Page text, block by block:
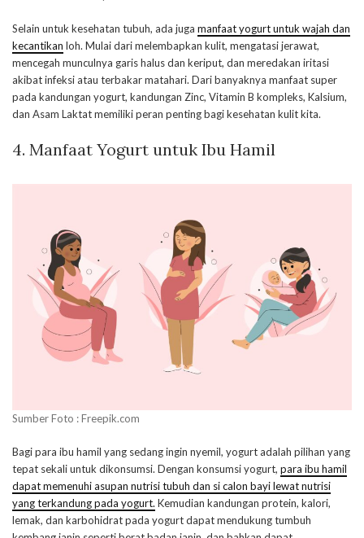
Selain untuk kesehatan tubuh, ada juga manfaat yogurt untuk wajah dan
kecantikan loh. Mulai dari melembapkan kulit, mengatasi jerawat,
mencegah munculnya garis halus dan keriput, dan meredakan iritasi
akibat infeksi atau terbakar matahari. Dari banyaknya manfaat super
pada kandungan yogurt, kandungan Zinc, Vitamin B kompleks, Kalsium,
dan Asam Laktat memiliki peran penting bagi kesehatan kulit kita.
4. Manfaat Yogurt untuk Ibu Hamil
Sumber Foto : Freepik.com
Bagi para ibu hamil yang sedang ingin nyemil, yogurt adalah pilihan yang
tepat sekali untuk dikonsumsi. Dengan konsumsi yogurt, para ibu hamil
dapat memenuhi asupan nutrisi tubuh dan si calon bayi lewat nutrisi
yang terkandung pada yogurt. Kemudian kandungan protein, kalori,
lemak, dan karbohidrat pada yogurt dapat mendukung tumbuh